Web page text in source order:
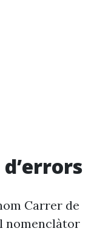
Carrer de
nomenclàtor